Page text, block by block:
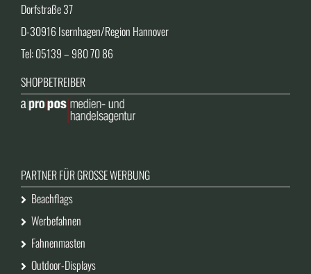
Dorfstraße 37
D-30916 Isernhagen/Region Hannover
Tel: 05139 – 980 70 86
SHOPBETREIBER
PARTNER FÜR GROSSE WERBUNG
Beachflags
Werbefahnen
Fahnenmasten
Outdoor-Displays